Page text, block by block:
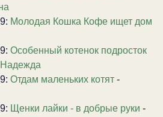
Молодая Кошка Кофе ищет дом
Особенный котенок подросток
Надежда
Отдам маленьких котят -
Щенки лайки - в добрые руки -